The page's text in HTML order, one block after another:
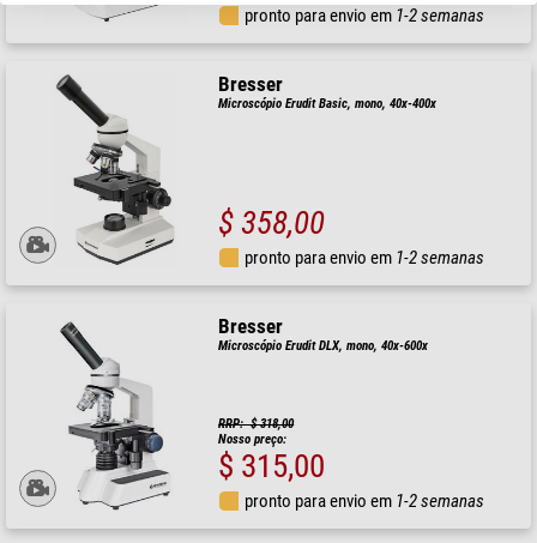
pronto para envio em 1-2 semanas
Bresser
Microscópio Erudit Basic, mono, 40x-400x
$ 358,00
pronto para envio em 1-2 semanas
Bresser
Microscópio Erudit DLX, mono, 40x-600x
RRP: $ 318,00
Nosso preço:
$ 315,00
pronto para envio em 1-2 semanas